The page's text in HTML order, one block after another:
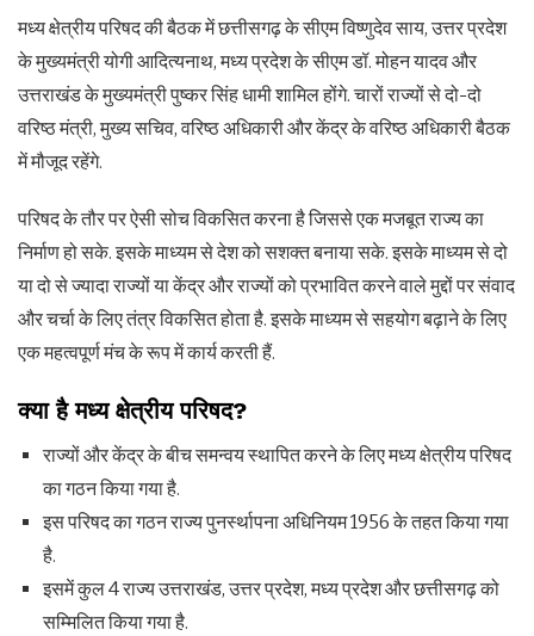
मध्य क्षेत्रीय परिषद की बैठक में छत्तीसगढ़ के सीएम विष्णुदेव साय, उत्तर प्रदेश
के मुख्यमंत्री योगी आदित्यनाथ, मध्य प्रदेश के सीएम डॉ. मोहन यादव और
उत्तराखंड के मुख्यमंत्री पुष्कर सिंह धामी शामिल होंगे. चारों राज्यों से दो-दो
वरिष्ठ मंत्री, मुख्य सचिव, वरिष्ठ अधिकारी और केंद्र के वरिष्ठ अधिकारी बैठक
में मौजूद रहेंगे.
परिषद के तौर पर ऐसी सोच विकसित करना है जिससे एक मजबूत राज्य का
निर्माण हो सके. इसके माध्यम से देश को सशक्त बनाया सके. इसके माध्यम से दो
या दो से ज्यादा राज्यों या केंद्र और राज्यों को प्रभावित करने वाले मुद्दों पर संवाद
और चर्चा के लिए तंत्र विकसित होता है. इसके माध्यम से सहयोग बढ़ाने के लिए
एक महत्वपूर्ण मंच के रूप में कार्य करती हैं.
क्या है मध्य क्षेत्रीय परिषद?
राज्यों और केंद्र के बीच समन्वय स्थापित करने के लिए मध्य क्षेत्रीय परिषद
का गठन किया गया है.
इस परिषद का गठन राज्य पुनर्स्थापना अधिनियम 1956 के तहत किया गया
है.
इसमें कुल 4 राज्य उत्तराखंड, उत्तर प्रदेश, मध्य प्रदेश और छत्तीसगढ़ को
सम्मिलित किया गया है.